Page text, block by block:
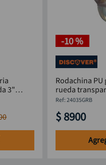
3"
-10 %
Rodachina
rueda
1.3/8"
: 24035GRB
$ 8900